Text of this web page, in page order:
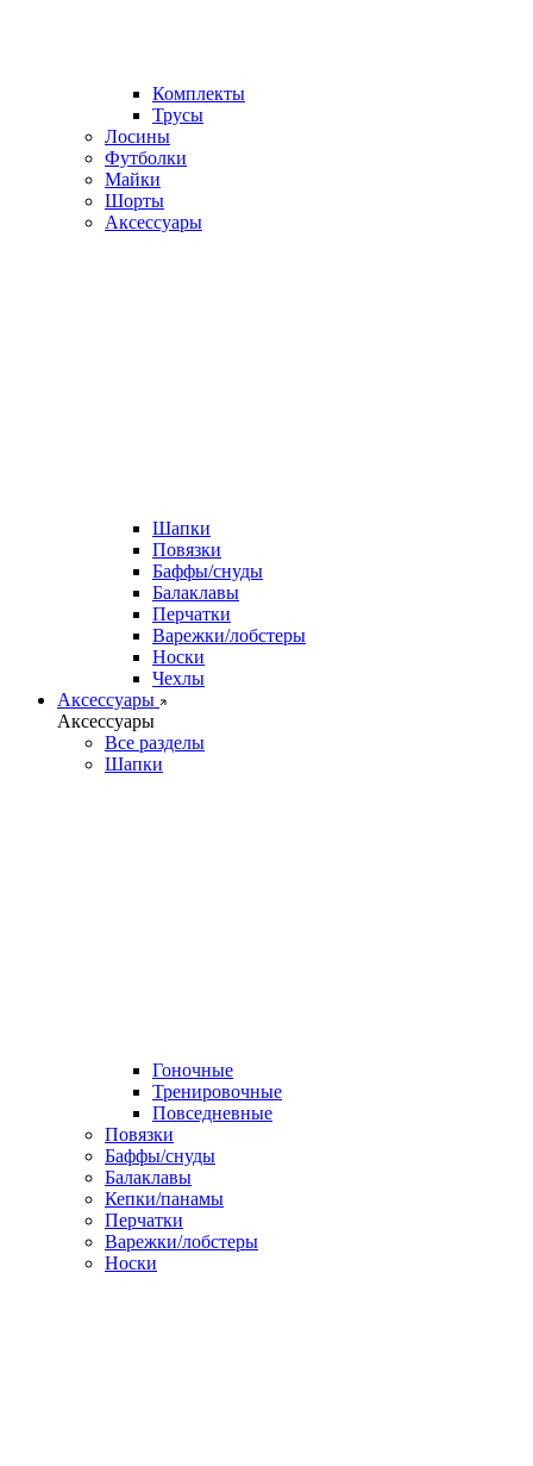
Комплекты
Трусы
Лосины
Футболки
Майки
Шорты
Аксессуары
Шапки
Повязки
Баффы/снуды
Балаклавы
Перчатки
Варежки/лобстеры
Носки
Чехлы
Аксессуары
Аксессуары
Все разделы
Шапки
Гоночные
Тренировочные
Повседневные
Повязки
Баффы/снуды
Балаклавы
Кепки/панамы
Перчатки
Варежки/лобстеры
Носки